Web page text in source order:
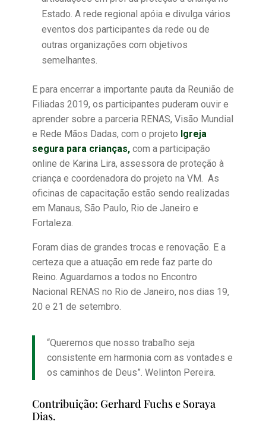
Estado. A rede regional apóia e divulga vários
eventos dos participantes da rede ou de
outras organizações com objetivos
semelhantes.
E para encerrar a importante pauta da Reunião de
Filiadas 2019, os participantes puderam ouvir e
aprender sobre a parceria RENAS, Visão Mundial
e Rede Mãos Dadas, com o projeto Igreja
segura para crianças,com a participação
online de Karina Lira, assessora de proteção à
criança e coordenadora do projeto na VM. As
oficinas de capacitação estão sendo realizadas
em Manaus, São Paulo, Rio de Janeiro e
Fortaleza.
Foram dias de grandes trocas e renovação. E a
certeza que a atuação em rede faz parte do
Reino. Aguardamos a todos no Encontro
Nacional RENAS no Rio de Janeiro, nos dias 19,
20 e 21 de setembro.
“Queremos que nosso trabalho seja
consistente em harmonia com as vontades e
os caminhos de Deus”. Welinton Pereira.
Contribuição: Gerhard Fuchs e Soraya
Dias.